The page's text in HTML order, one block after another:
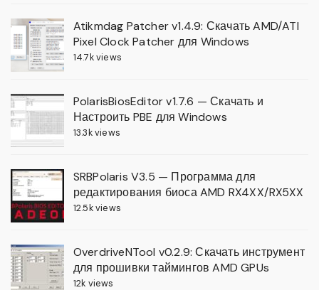
Atikmdag Patcher v1.4.9: Скачать AMD/ATI
Pixel Clock Patcher для Windows
14.7k views
PolarisBiosEditor v1.7.6 — Скачать и
Настроить PBE для Windows
13.3k views
SRBPolaris V3.5 — Программа для
редактирования биоса AMD RX4XX/RX5XX
12.5k views
OverdriveNTool v0.2.9: Скачать инструмент
для прошивки таймингов AMD GPUs
12k views